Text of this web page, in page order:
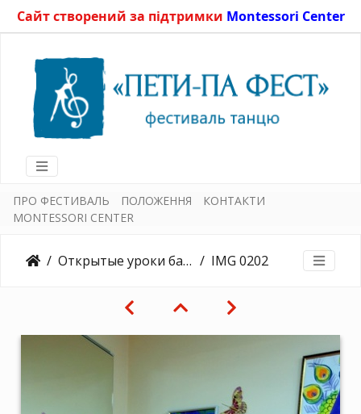
Сайт створений за підтримки Montessori Center
ПРО ФЕСТИВАЛЬ ПОЛОЖЕННЯ
КОНТАКТИ
MONTESSORI CENTER
Открытые уроки балета15.05.2015 IMG 0202